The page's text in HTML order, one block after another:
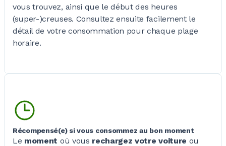
vous trouvez, ainsi que le début des heures
(super-)creuses. Consultez ensuite facilement le
détail de votre consommation pour chaque plage
horaire.
Récompensé(e) si vous consommez au bon moment
Le moment où vous rechargez votre voiture ou